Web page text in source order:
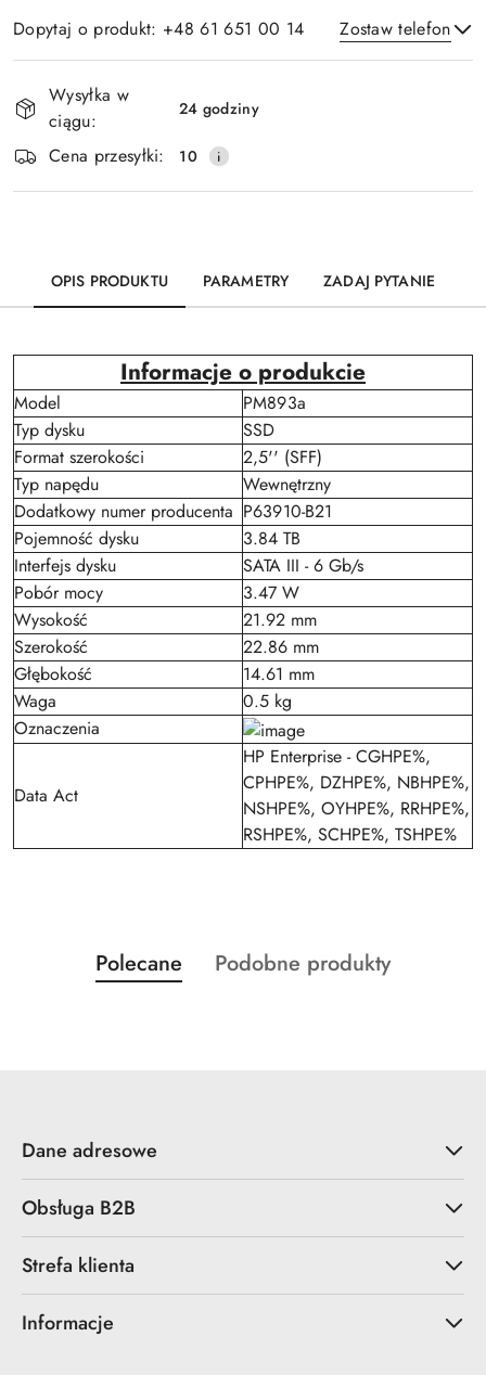
Dopytaj o produkt: +48 61 651 00 14 Zostaw telefon
i
dostawa
Wysyłka w
ciągu:
24 godziny
Cena przesyłki: 10
OPIS PRODUKTU PARAMETRY ZADAJ PYTANIE
Informacje o produkcie
Model
PM893a
Typ dysku
SSD
Format szerokości
2,5'' (SFF)
Typ napędu
Wewnętrzny
Dodatkowy numer producenta P63910-B21
Pojemność dysku
3.84 TB
Interfejs dysku
SATA III - 6 Gb/s
Pobór mocy
3.47 W
Wysokość
21.92 mm
Szerokość
22.86 mm
Głębokość
14.61 mm
Waga
0.5 kg
Oznaczenia
Data Act
HP Enterprise - CGHPE%,
CPHPE%, DZHPE%, NBHPE%,
NSHPE%, OYHPE%, RRHPE%,
RSHPE%, SCHPE%, TSHPE%
Pomiń karuzelę produktów
Produkty
o
Polecane
Produkty
Podobne produkty
Dane adresowe
Obsługa B2B
Strefa klienta
Informacje